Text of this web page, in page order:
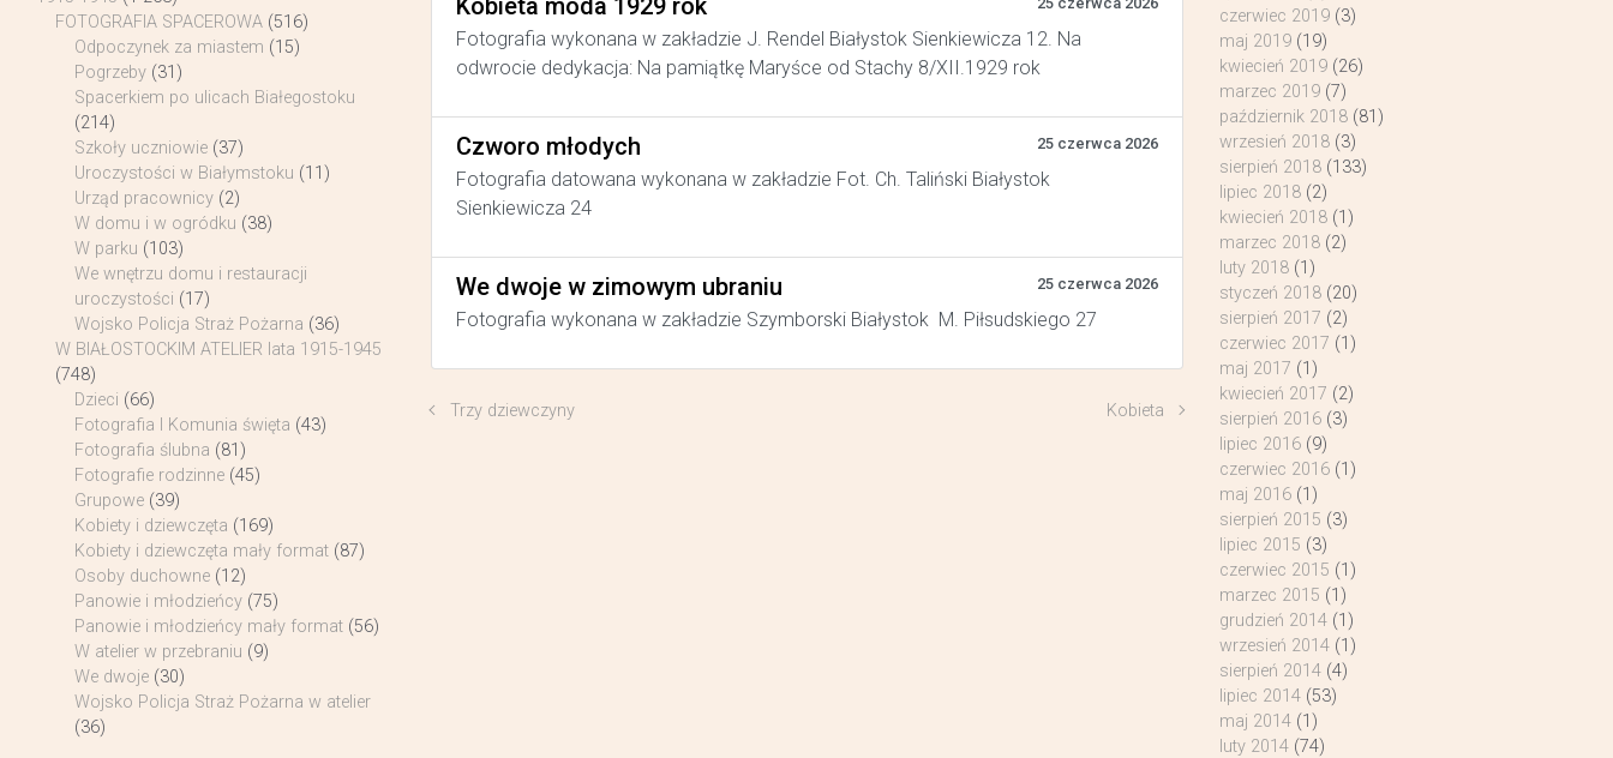
Kobieta moda 1929 rok
Fotografia wykonana w zakładzie J. Rendel Białystok Sienkiewicza 12. Na
odwrocie dedykacja: Na pamiątkę Maryśce od Stachy 8/XII.1929 rok
Czworo młodych 25 czerwca 2026
Fotografia datowana wykonana w zakładzie Fot. Ch. Taliński Białystok
Sienkiewicza 24
We dwoje w zimowym ubraniu 25 czerwca 2026
Fotografia wykonana w zakładzie Szymborski Białystok M. Piłsudskiego 27
Trzy dziewczyny Kobieta
FOTOGRAFIA SPACEROWA (516)
Odpoczynek za miastem (15)
Pogrzeby (31)
Spacerkiem po ulicach Białegostoku
(214)
Szkoły uczniowie (37)
Uroczystości w Białymstoku (11)
Urząd pracownicy (2)
W domu i w ogródku (38)
W parku (103)
We wnętrzu domu i restauracji
uroczystości (17)
Wojsko Policja Straż Pożarna (36)
W BIAŁOSTOCKIM ATELIER lata 1915-1945
(748)
Dzieci (66)
Fotografia I Komunia święta (43)
Fotografia ślubna (81)
Fotografie rodzinne (45)
Grupowe (39)
Kobiety i dziewczęta (169)
Kobiety i dziewczęta mały format (87)
Osoby duchowne (12)
Panowie i młodzieńcy (75)
Panowie i młodzieńcy mały format (56)
W atelier w przebraniu (9)
We dwoje (30)
Wojsko Policja Straż Pożarna w atelier
(36)
czerwiec 2019(3)
maj 2019(19)
kwiecień 2019(26)
marzec 2019(7)
październik 2018(81)
wrzesień 2018(3)
sierpień 2018(133)
lipiec 2018(2)
kwiecień 2018(1)
marzec 2018(2)
luty 2018(1)
styczeń 2018(20)
sierpień 2017 (2)
czerwiec 2017 (1)
maj 2017 (1)
kwiecień 2017 (2)
sierpień 2016(3)
lipiec 2016(9)
czerwiec 2016(1)
maj 2016(1)
sierpień 2015 (3)
lipiec 2015 (3)
czerwiec 2015 (1)
marzec 2015 (1)
grudzień 2014(1)
wrzesień 2014(1)
sierpień 2014(4)
lipiec 2014(53)
maj 2014(1)
luty 2014(74)